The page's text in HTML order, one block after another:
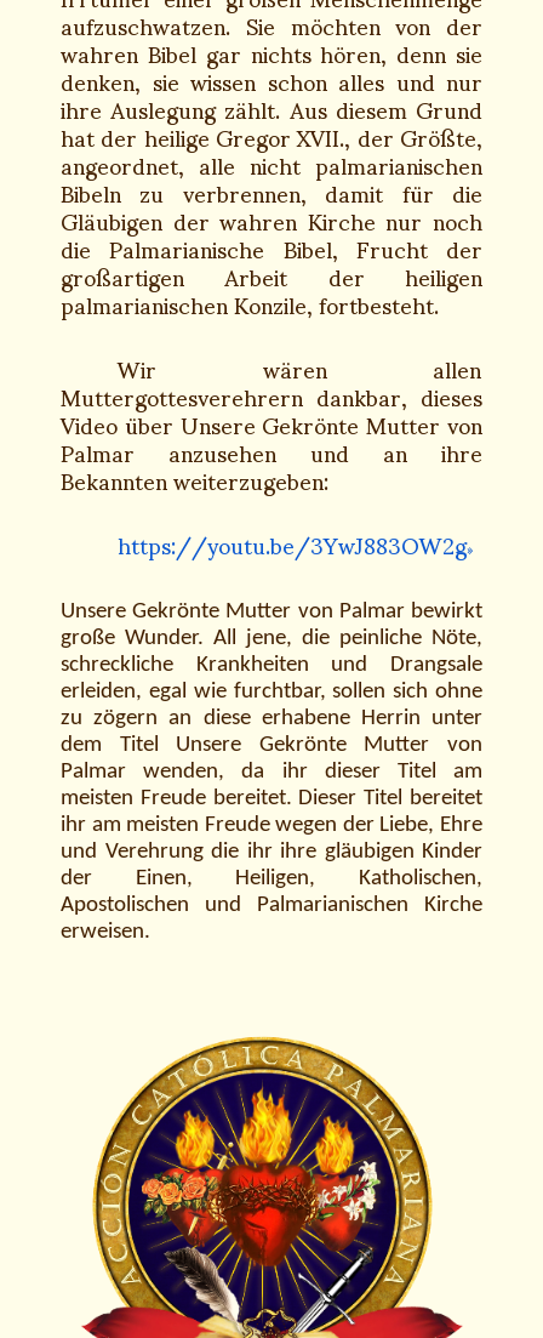
aufzuschwatzen. Sie möchten von der
wahren Bibel gar nichts hören, denn sie
denken, sie wissen schon alles und nur
ihre Auslegung zählt. Aus diesem Grund
hat der heilige Gregor XVII., der Größte,
angeordnet, alle nicht palmarianischen
Bibeln zu verbrennen, damit für die
Gläubigen der wahren Kirche nur noch
die Palmarianische Bibel, Frucht der
großartigen Arbeit der heiligen
palmarianischen Konzile, fortbesteht.
Wir wären allen
Muttergottesverehrern dankbar, dieses
Video über Unsere Gekrönte Mutter von
Palmar anzusehen und an ihre
Bekannten weiterzugeben:
https://youtu.be/3YwJ883OW2g
Unsere Gekrönte Mutter von Palmar bewirkt
große Wunder. All jene, die peinliche Nöte,
schreckliche Krankheiten und Drangsale
erleiden, egal wie furchtbar, sollen sich ohne
zu zögern an diese erhabene Herrin unter
dem Titel Unsere Gekrönte Mutter von
Palmar wenden, da ihr dieser Titel am
meisten Freude bereitet. Dieser Titel bereitet
ihr am meisten Freude wegen der Liebe, Ehre
und Verehrung die ihr ihre gläubigen Kinder
der Einen, Heiligen, Katholischen,
Apostolischen und Palmarianischen Kirche
erweisen.